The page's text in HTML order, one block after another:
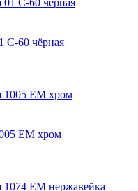
С-60 чёрная
ЕМ хром